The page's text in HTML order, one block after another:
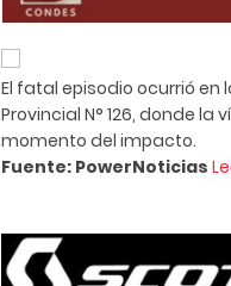
El fatal episodio ocurrió
Provincial N° 126, donde
momento del impacto.
Fuente: PowerNoticias